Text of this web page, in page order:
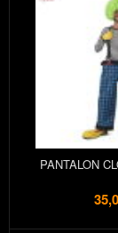
PANTALON